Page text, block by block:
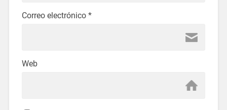
Correo electrónico *
Web